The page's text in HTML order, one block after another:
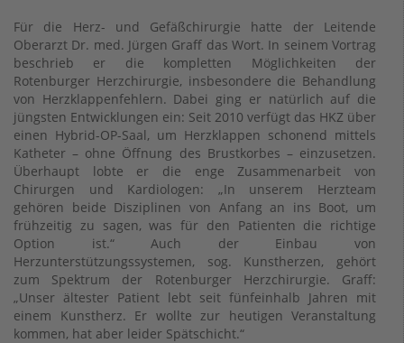
Für die Herz- und Gefäßchirurgie hatte der Leitende
Oberarzt Dr. med. Jürgen Graff das Wort. In seinem Vortrag
beschrieb er die kompletten Möglichkeiten der
Rotenburger Herzchirurgie, insbesondere die Behandlung
von Herzklappenfehlern. Dabei ging er natürlich auf die
jüngsten Entwicklungen ein: Seit 2010 verfügt das HKZ über
einen Hybrid-OP-Saal, um Herzklappen schonend mittels
Katheter – ohne Öffnung des Brustkorbes – einzusetzen.
Überhaupt lobte er die enge Zusammenarbeit von
Chirurgen und Kardiologen: „In unserem Herzteam
gehören beide Disziplinen von Anfang an ins Boot, um
frühzeitig zu sagen, was für den Patienten die richtige
Option ist.“ Auch der Einbau von
Herzunterstützungssystemen, sog. Kunstherzen, gehört
zum Spektrum der Rotenburger Herzchirurgie. Graff:
„Unser ältester Patient lebt seit fünfeinhalb Jahren mit
einem Kunstherz. Er wollte zur heutigen Veranstaltung
kommen, hat aber leider Spätschicht.“